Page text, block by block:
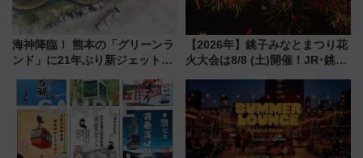
海神降臨！ 熊本の「グリーンラ
ンド」に21年ぶり新ジェットコ
【2026年】銚子みなとまつり花
火大会は8/8 (土)開催！JR･銚子
報、利根川に咲く8,000発の大迫
力＆屋台を満喫